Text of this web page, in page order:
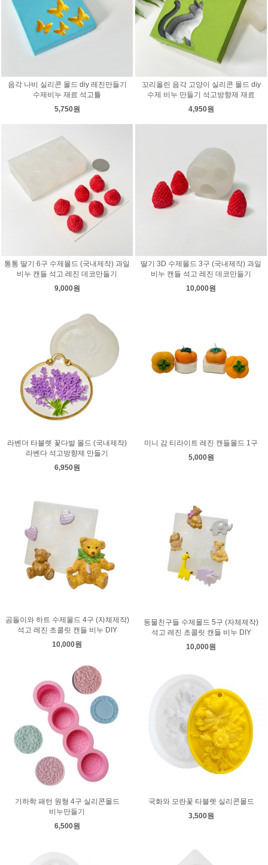
음각 나비 실리콘 몰드 diy 레진만들기
수제비누 재료 석고틀
5,750원
꼬리올린 음각 고양이 실리콘 몰드 diy
수제 비누 만들기 석고방향제 재료
4,950원
통통 딸기 6구 수제몰드 (국내제작) 과일
비누 캔들 석고 레진 데코만들기
9,000원
딸기 3D 수제몰드 3구 (국내제작) 과일
비누 캔들 석고 레진 데코만들기
10,000원
라벤더 타블렛 꽃다발 몰드 (국내제작)
라벤다 석고방향제 만들기
6,950원
미니 감 티라이트 레진 캔들몰드 1구
5,000원
곰돌이와 하트 수제몰드 4구 (자체제작)
석고 레진 초콜릿 캔들 비누 DIY
10,000원
동물친구들 수제몰드 5구 (자체제작)
석고 레진 초콜릿 캔들 비누 DIY
10,000원
기하학 패턴 원형 4구 실리콘몰드
비누만들기
6,500원
국화와 모란꽃 타블렛 실리콘몰드
3,500원